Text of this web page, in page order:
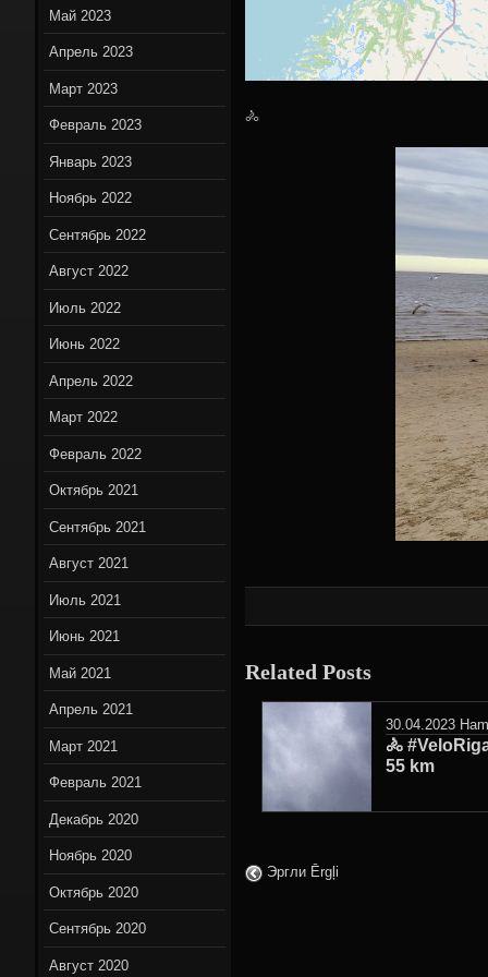
🚴
Related Posts
30.04.2023
🚴
55 km
Эргли Ērgļi
Май 2023
Апрель 2023
Март 2023
Февраль 2023
Январь 2023
Ноябрь 2022
Сентябрь 2022
Август 2022
Июль 2022
Июнь 2022
Апрель 2022
Март 2022
Февраль 2022
Октябрь 2021
Сентябрь 2021
Август 2021
Июль 2021
Июнь 2021
Май 2021
Апрель 2021
Март 2021
Февраль 2021
Декабрь 2020
Ноябрь 2020
Октябрь 2020
Сентябрь 2020
Август 2020